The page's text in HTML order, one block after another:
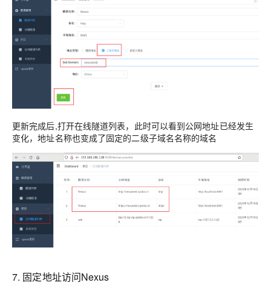
更新完成后,打开在线隧道列表，此时可以看到公网地址已经发生
变化，地址名称也变成了固定的二级子域名名称的域名
7. 固定地址访问Nexus